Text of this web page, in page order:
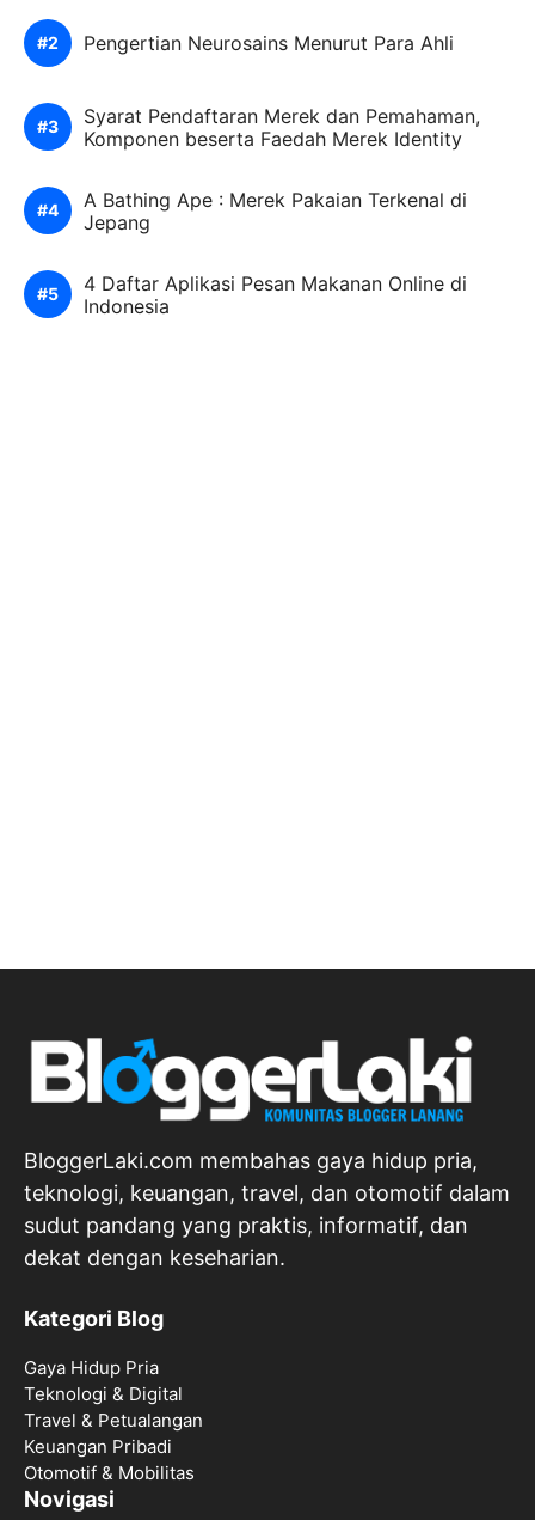
Pengertian Neurosains Menurut Para Ahli
Syarat Pendaftaran Merek dan Pemahaman,
Komponen beserta Faedah Merek Identity
A Bathing Ape : Merek Pakaian Terkenal di
Jepang
4 Daftar Aplikasi Pesan Makanan Online di
Indonesia
BloggerLaki.com membahas gaya hidup pria,
teknologi, keuangan, travel, dan otomotif dalam
sudut pandang yang praktis, informatif, dan
dekat dengan keseharian.
Kategori Blog
Gaya Hidup Pria
Teknologi & Digital
Travel & Petualangan
Keuangan Pribadi
Otomotif & Mobilitas
Novigasi